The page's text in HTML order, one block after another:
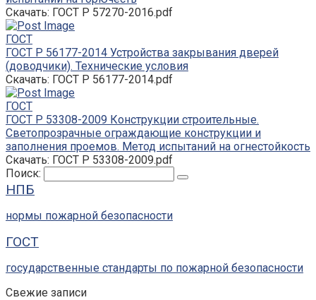
Скачать: ГОСТ Р 57270-2016.pdf
ГОСТ
ГОСТ Р 56177-2014 Устройства закрывания дверей
(доводчики). Технические условия
Скачать: ГОСТ Р 56177-2014.pdf
ГОСТ
ГОСТ Р 53308-2009 Конструкции строительные.
Светопрозрачные ограждающие конструкции и
заполнения проемов. Метод испытаний на огнестойкость
Скачать: ГОСТ Р 53308-2009.pdf
Поиск:
НПБ
нормы пожарной безопасности
ГОСТ
государственные стандарты по пожарной безопасности
Свежие записи